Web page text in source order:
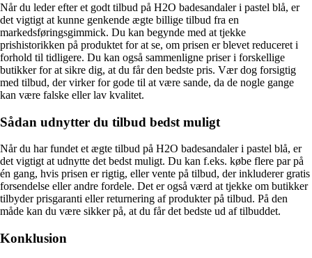
Når du leder efter et godt tilbud på H2O badesandaler i pastel blå, er
det vigtigt at kunne genkende ægte billige tilbud fra en
markedsføringsgimmick. Du kan begynde med at tjekke
prishistorikken på produktet for at se, om prisen er blevet reduceret i
forhold til tidligere. Du kan også sammenligne priser i forskellige
butikker for at sikre dig, at du får den bedste pris. Vær dog forsigtig
med tilbud, der virker for gode til at være sande, da de nogle gange
kan være falske eller lav kvalitet.
Sådan udnytter du tilbud bedst muligt
Når du har fundet et ægte tilbud på H2O badesandaler i pastel blå, er
det vigtigt at udnytte det bedst muligt. Du kan f.eks. købe flere par på
én gang, hvis prisen er rigtig, eller vente på tilbud, der inkluderer gratis
forsendelse eller andre fordele. Det er også værd at tjekke om butikker
tilbyder prisgaranti eller returnering af produkter på tilbud. På den
måde kan du være sikker på, at du får det bedste ud af tilbuddet.
Konklusion